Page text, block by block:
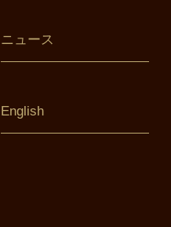
ニュース
English